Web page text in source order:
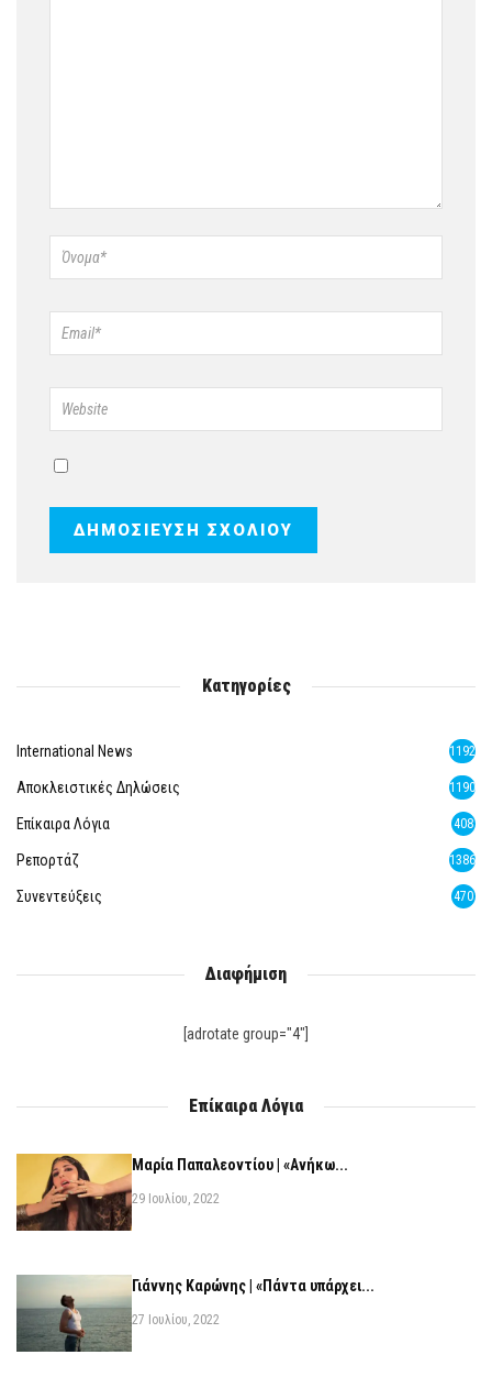
Κατηγορίες
International News 1192
Αποκλειστικές Δηλώσεις 1190
Επίκαιρα Λόγια 408
Ρεπορτάζ 1386
Συνεντεύξεις 470
Διαφήμιση
[adrotate group="4"]
Επίκαιρα Λόγια
Μαρία Παπαλεοντίου | «Ανήκω...
29 Ιουλίου, 2022
Γιάννης Καρώνης | «Πάντα υπάρχει...
27 Ιουλίου, 2022